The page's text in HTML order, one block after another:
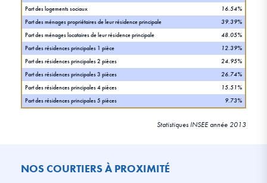
Part des logements sociaux
16.54%
Part des ménages propriétaires de leur résidence principale
39.39%
Part des ménages locataires de leur résidence principale
48.05%
Part des résidences principales 1 pièce
12.39%
Part des résidences principales 2 pièces
24.95%
Part des résidences principales 3 pièces
26.74%
Part des résidences principales 4 pièces
15.51%
Part des résidences principales 5 pièces
9.73%
Statistiques INSEE année 2013
NOS COURTIERS À PROXIMITÉ